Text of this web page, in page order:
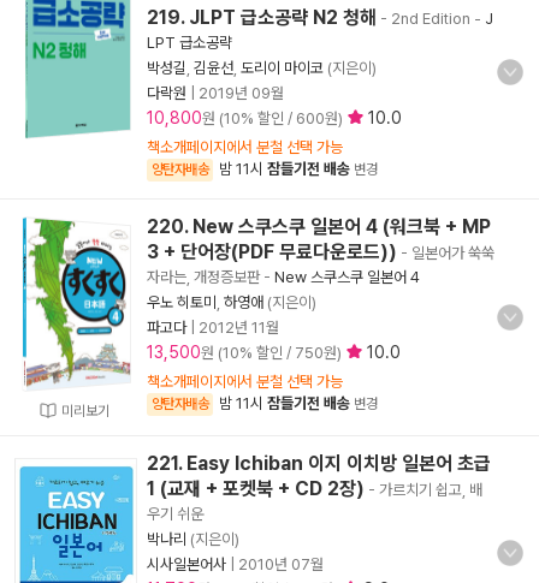
219. JLPT 급소공략 N2 청해 - 2nd Edition - J
LPT 급소공략
박성길 김윤선 도리이 마이코 (지은이)
다락원
2019년 09월
10,800원 (10% 할인 / 600원) 10.0
책소개페이지에서 분철 선택 가능
양탄자배송 밤 11시 잠들기전 배송 변경
미리보기
220. New 스쿠스쿠 일본어 4 (워크북 + MP
3 + 단어장(PDF 무료다운로드)) - 일본어가 쑥쑥
자라는, 개정증보판- New 스쿠스쿠 일본어 4
우노 히토미
하영애 (지은이)
파고다| 2012년 11월
13,500원 (10% 할인 / 750원) 10.0
책소개페이지에서 분철 선택 가능
양탄자배송 밤 11시 잠들기전 배송 변경
221. Easy Ichiban 이지 이치방 일본어 초급
1 (교재 + 포켓북 + CD 2장) - 가르치기 쉽고, 배
우기 쉬운
박나리 (지은이)
시사일본어사
2010년 07월